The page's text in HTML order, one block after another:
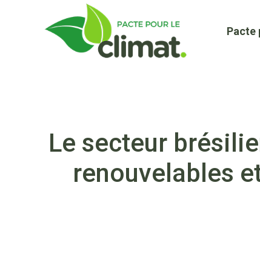
Pacte
Le secteur
renouvelables